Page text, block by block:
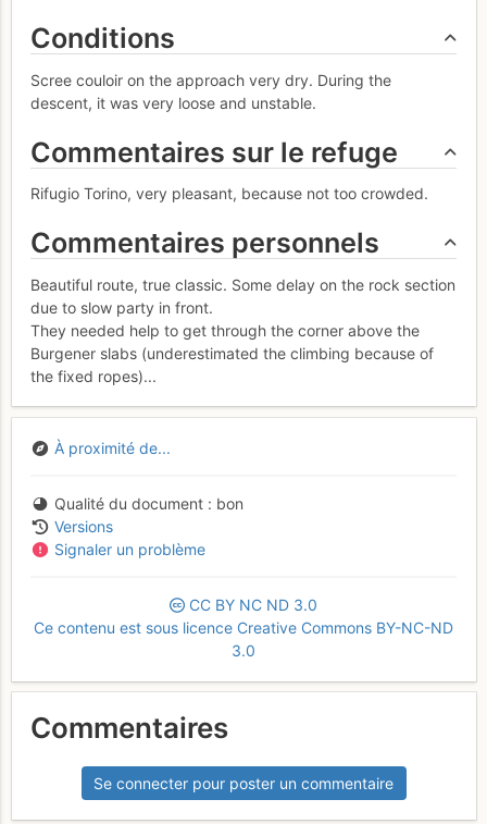
Conditions
Scree couloir on the approach very dry. During the
descent, it was very loose and unstable.
Commentaires sur le refuge
Rifugio Torino, very pleasant, because not too crowded.
Commentaires personnels
Beautiful route, true classic. Some delay on the rock section
due to slow party in front.
They needed help to get through the corner above the
Burgener slabs (underestimated the climbing because of
the fixed ropes)...
À proximité de...
Qualité du document
bon
Versions
Signaler un problème
CC BY NC ND 3.0
Ce contenu est sous licence Creative Commons BY-NC-ND
3.0
Commentaires
Se connecter pour poster un commentaire